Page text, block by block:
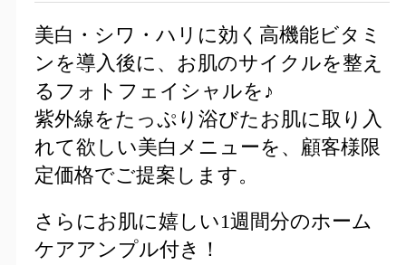
美白・シワ・ハリに効く高機能ビタミ
ンを導入後に、お肌のサイクルを整え
るフォトフェイシャルを♪
紫外線をたっぷり浴びたお肌に取り入
れて欲しい美白メニューを、顧客様限
定価格でご提案します。
さらにお肌に嬉しい1週間分のホーム
ケアアンプル付き！